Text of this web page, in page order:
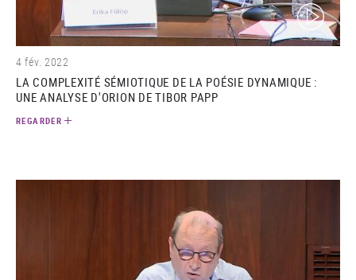
(video)
4 fév. 2022
LA COMPLEXITÉ SÉMIOTIQUE DE LA POÉSIE DYNAMIQUE :
UNE ANALYSE D'ORION DE TIBOR PAPP
REGARDER